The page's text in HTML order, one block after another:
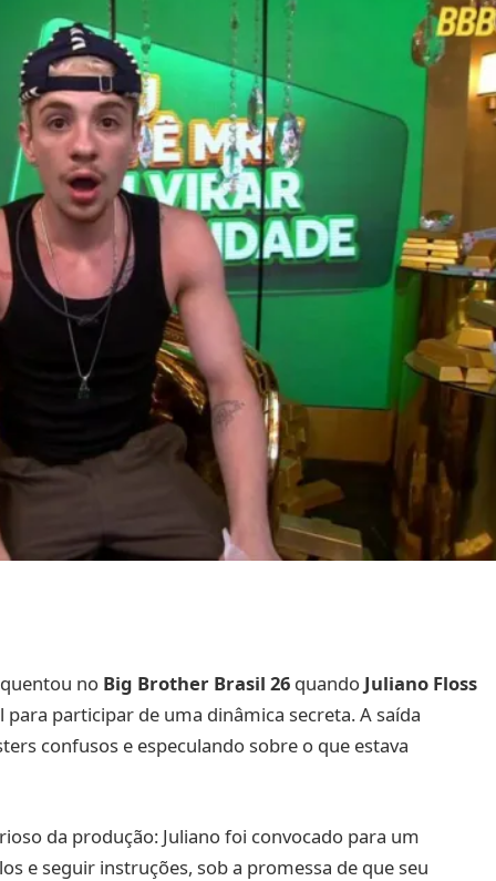
no Big Brother Brasil 26quando Juliano Floss
participar de uma dinâmica secreta. A saída
confusos e especulando sobre o que estava
da produção: Juliano foi convocado para um
e seguir instruções, sob a promessa de que seu